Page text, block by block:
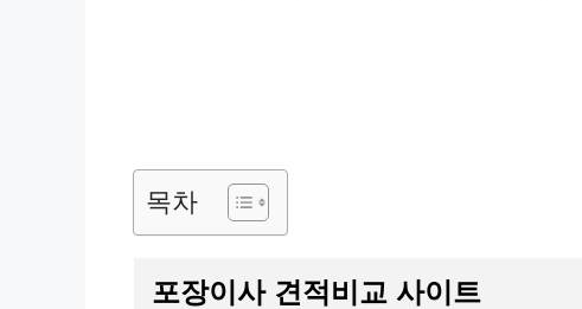
목차
포장이사 견적비교 사이트